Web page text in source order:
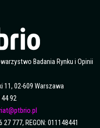
Badania Rynku i Opinii
11, 02-609 Warszawa
92
27 777, REGON: 011148441